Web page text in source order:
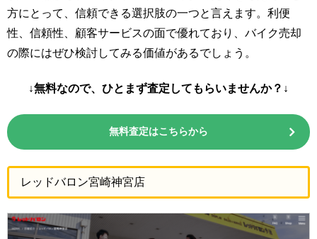
方にとって、信頼できる選択肢の一つと言えます。利便
性、信頼性、顧客サービスの面で優れており、バイク売却
の際にはぜひ検討してみる価値があるでしょう。
↓無料なので、ひとまず査定してもらいませんか？↓
無料査定はこちらから
レッドバロン宮崎神宮店